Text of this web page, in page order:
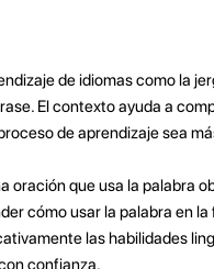
de idiomas como la
El contexto ayuda a
de aprendizaje sea
oración que usa la palabra
cómo usar la palabra en
las habilidades
confianza.